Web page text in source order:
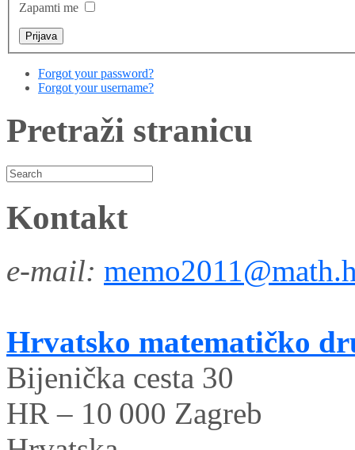
Zapamti me
Forgot your password?
Forgot your username?
Pretraži stranicu
Kontakt
e-mail:
Hrvatsko matematičko
Bijenička cesta 30
HR – 10 000 Zagreb